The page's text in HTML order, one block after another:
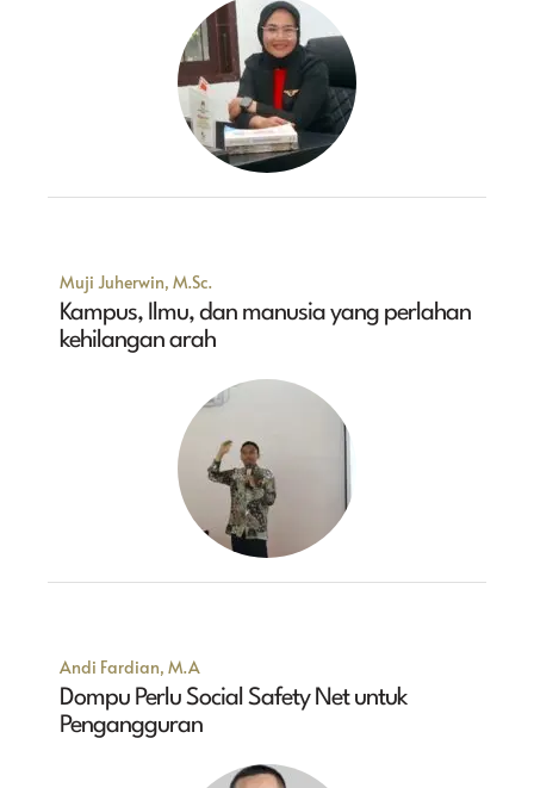
Muji Juherwin, M.Sc.
Kampus, Ilmu, dan manusia yang perlahan
kehilangan arah
Andi Fardian, M.A
Dompu Perlu Social Safety Net untuk
Pengangguran